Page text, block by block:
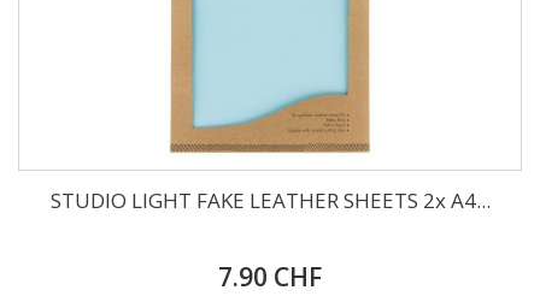
STUDIO LIGHT FAKE LEATHER SHEETS 2x A4...
7.90 CHF